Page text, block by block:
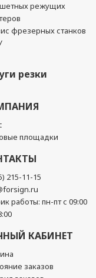
режущих
фрезерных станков
резки
площадки
215-11-15
работы: пн-пт с 09:00
КАБИНЕТ
заказов